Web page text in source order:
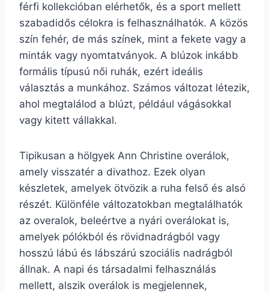
férfi kollekcióban elérhetők, és a sport mellett
szabadidős célokra is felhasználhatók. A közös
szín fehér, de más színek, mint a fekete vagy a
minták vagy nyomtatványok. A blúzok inkább
formális típusú női ruhák, ezért ideális
választás a munkához. Számos változat létezik,
ahol megtalálod a blúzt, például vágásokkal
vagy kitett vállakkal.
Tipikusan a hölgyek Ann Christine overálok,
amely visszatér a divathoz. Ezek olyan
készletek, amelyek ötvözik a ruha felső és alsó
részét. Különféle változatokban megtalálhatók
az overalok, beleértve a nyári overálokat is,
amelyek pólókból és rövidnadrágból vagy
hosszú lábú és lábszárú szociális nadrágból
állnak. A napi és társadalmi felhasználás
mellett, alszik overálok is megjelennek,